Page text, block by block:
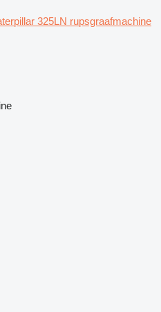
325LN rupsgraafmachine